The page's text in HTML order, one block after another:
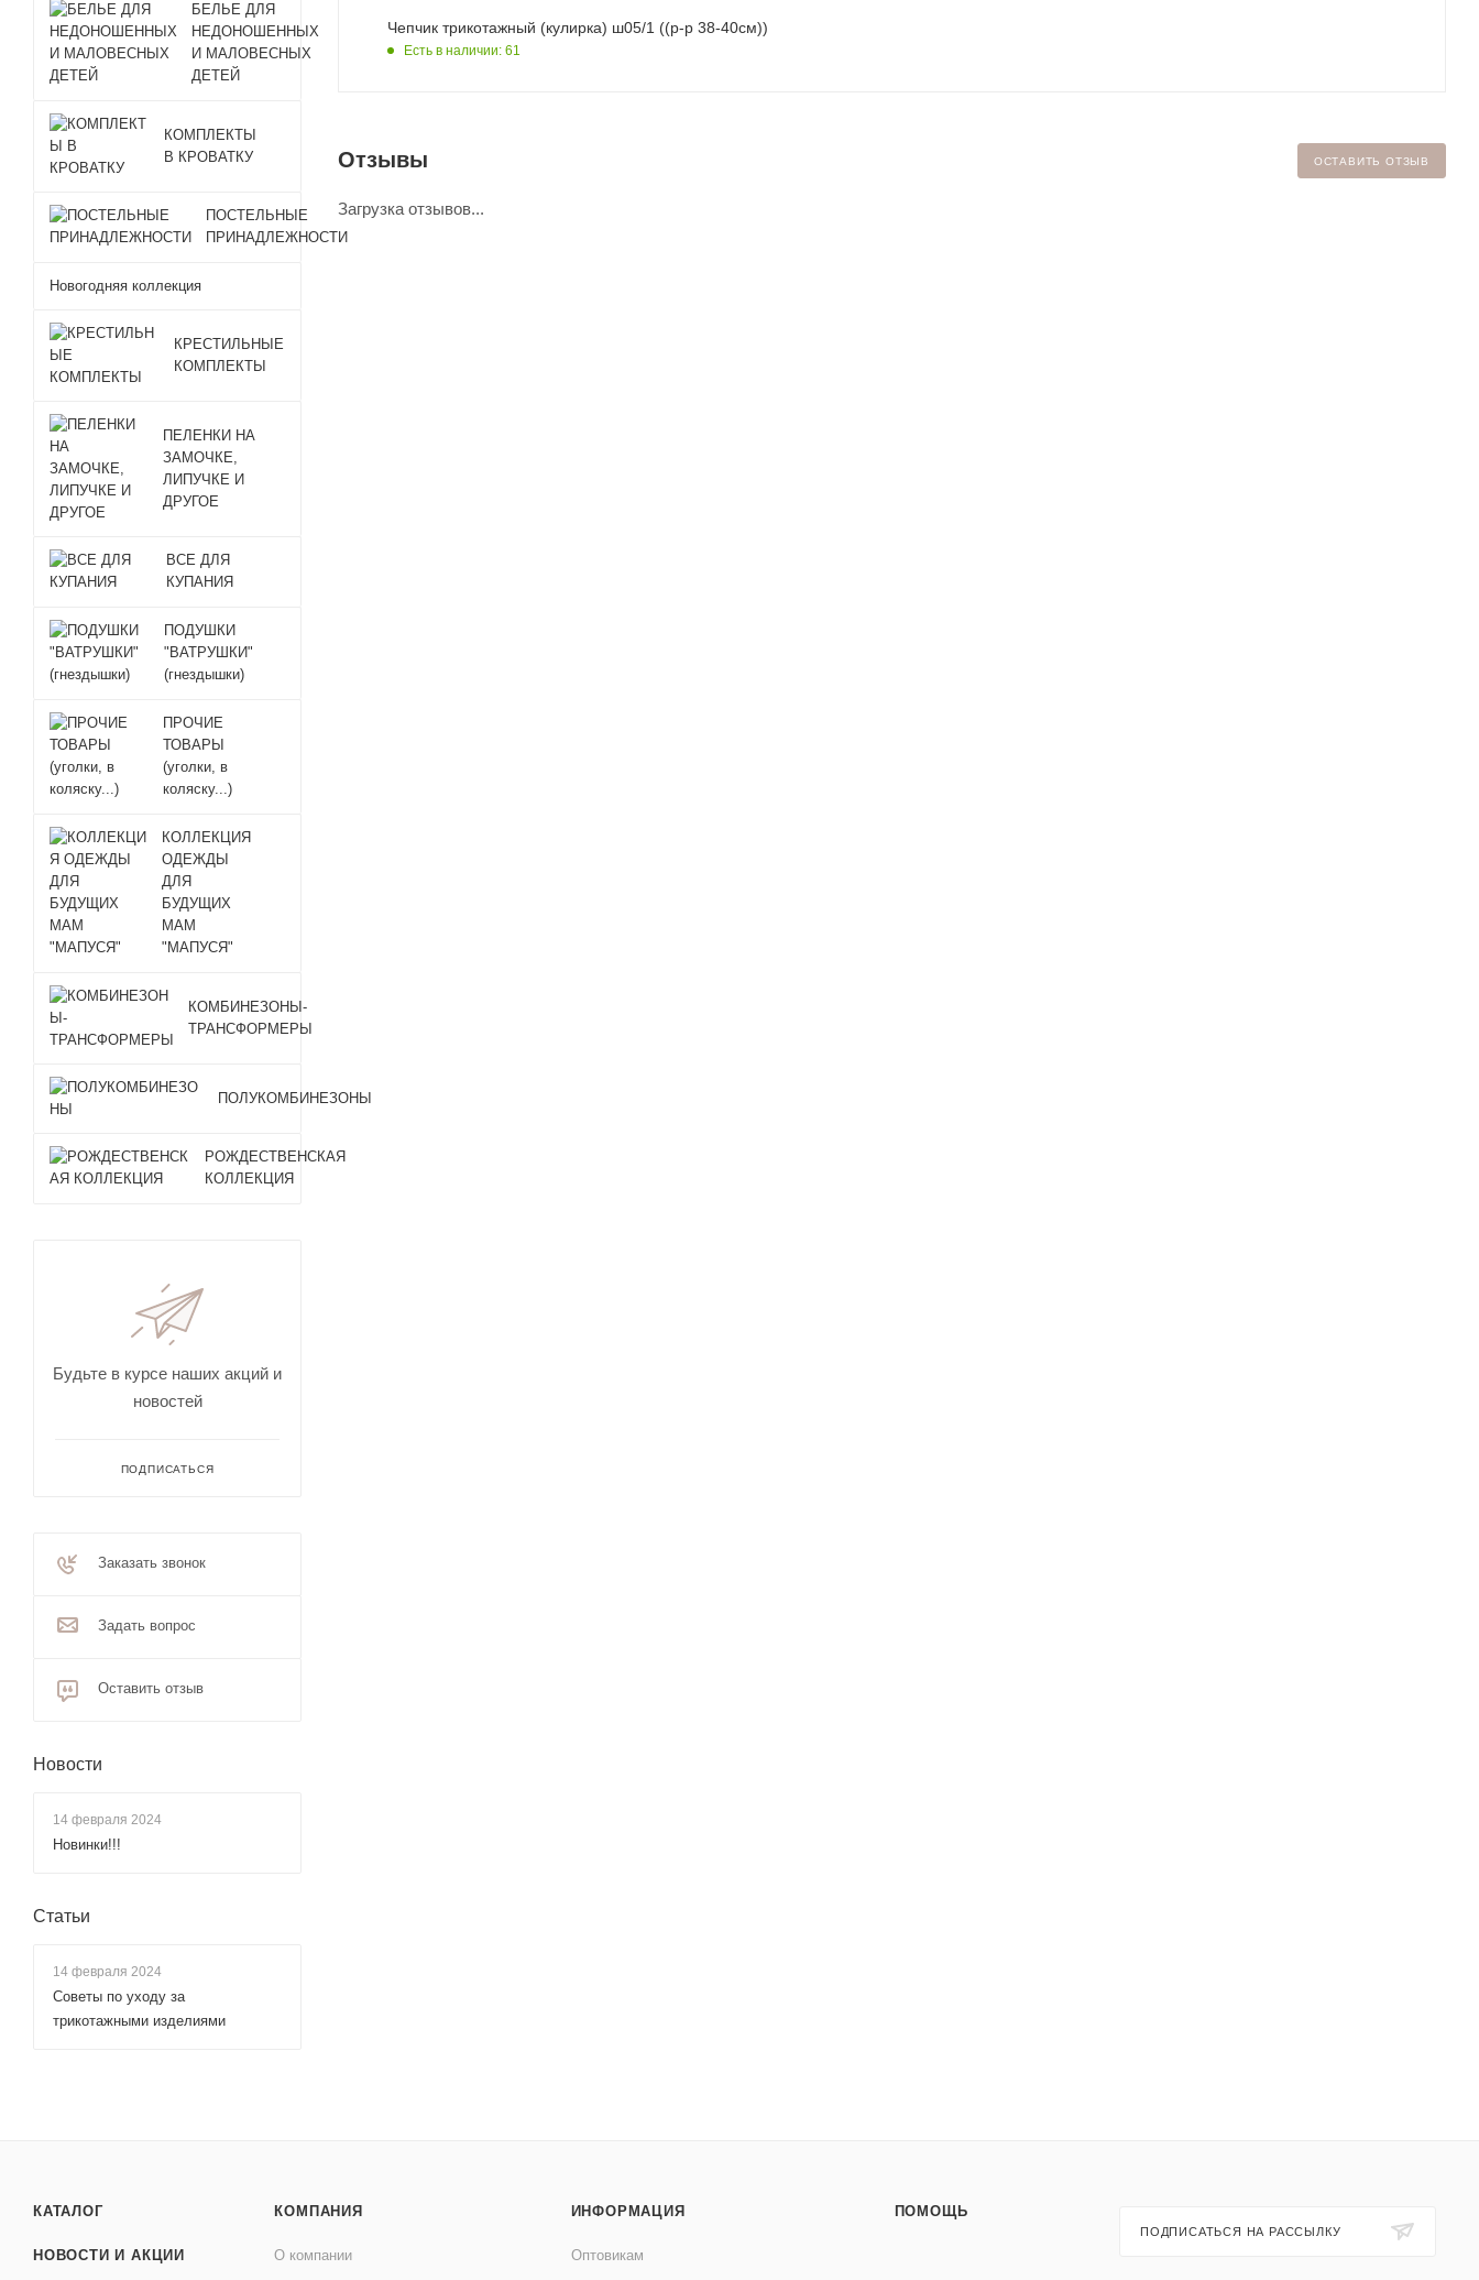
Чепчик трикотажный (кулирка) ш05/1 ((р-р 38-40см))
Есть в наличии: 61
Отзывы ОСТАВИТЬ ОТЗЫВ
Загрузка отзывов...
БЕЛЬЕ ДЛЯ
НЕДОНОШЕННЫХ
И МАЛОВЕСНЫХ
ДЕТЕЙ
КОМПЛЕКТЫ
В КРОВАТКУ
ПОСТЕЛЬНЫЕ
ПРИНАДЛЕЖНОСТИ
Новогодняя коллекция
КРЕСТИЛЬНЫЕ
КОМПЛЕКТЫ
ПЕЛЕНКИ НА
ЗАМОЧКЕ,
ЛИПУЧКЕ И
ДРУГОЕ
ВСЕ ДЛЯ
КУПАНИЯ
ПОДУШКИ
"ВАТРУШКИ"
(гнездышки)
ПРОЧИЕ
ТОВАРЫ
(уголки, в
коляску...)
КОЛЛЕКЦИЯ
ОДЕЖДЫ
ДЛЯ
БУДУЩИХ
МАМ
"МАПУСЯ"
КОМБИНЕЗОНЫ-
ТРАНСФОРМЕРЫ
ПОЛУКОМБИНЕЗОНЫ
РОЖДЕСТВЕНСКАЯ
КОЛЛЕКЦИЯ
Будьте в курсе наших акций и
новостей
ПОДПИСАТЬСЯ
Заказать звонок
Задать вопрос
Оставить отзыв
Новости
14 февраля 2024
Новинки!!!
Статьи
14 февраля 2024
Советы по уходу за
трикотажными изделиями
КАТАЛОГ
НОВОСТИ И АКЦИИ
КОМПАНИЯ
О компании
ИНФОРМАЦИЯ
Оптовикам
ПОМОЩЬ
ПОДПИСАТЬСЯ НА РАССЫЛКУ